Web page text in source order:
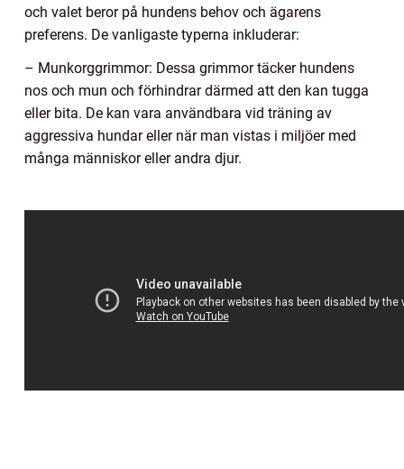
och valet beror på hundens behov och ägarens
preferens. De vanligaste typerna inkluderar:
– Munkorggrimmor: Dessa grimmor täcker hundens
nos och mun och förhindrar därmed att den kan tugga
eller bita. De kan vara användbara vid träning av
aggressiva hundar eller när man vistas i miljöer med
många människor eller andra djur.